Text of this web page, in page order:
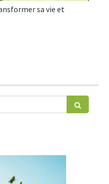
sa vie et